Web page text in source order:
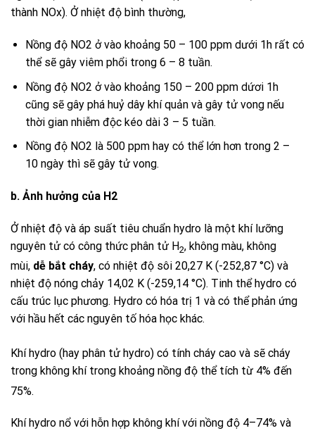
thành NOx). Ở nhiệt độ bình thường,
Nồng độ NO2 ở vào khoảng 50 – 100 ppm dưới 1h rất có
thể sẽ gây viêm phổi trong 6 – 8 tuần.
Nồng độ NO2 ở vào khoảng 150 – 200 ppm dứơi 1h
cũng sẽ gây phá huỷ dây khí quản và gây tử vong nếu
thời gian nhiễm độc kéo dài 3 – 5 tuần.
Nồng độ NO2 là 500 ppm hay có thể lớn hơn trong 2 –
10 ngày thì sẽ gây tử vong.
b. Ảnh hưởng của H2
Ở nhiệt độ và áp suất tiêu chuẩn hydro là một khí lưỡng
nguyên tử có công thức phân tử H2, không màu, không
mùi, dễ bắt cháy, có nhiệt độ sôi 20,27 K (-252,87 °C) và
nhiệt độ nóng chảy 14,02 K (-259,14 °C). Tinh thể hydro có
cấu trúc lục phương. Hydro có hóa trị 1 và có thể phản ứng
với hầu hết các nguyên tố hóa học khác.
Khí hydro (hay phân tử hydro) có tính cháy cao và sẽ cháy
trong không khí trong khoảng nồng độ thể tích từ 4% đến
75%.
Khí hydro nổ với hỗn hợp không khí với nồng độ 4–74% và